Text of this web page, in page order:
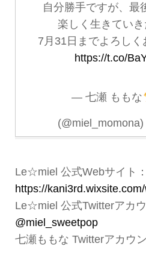
自分勝手ですが、最
楽しく生きてい
7月31日までよろしく
https://t.co/
— 七瀬 ももな
(@miel_momona)
Le☆miel 公式Webサイト：
https://
Le☆miel 公式Twitterアカウ
@miel_sweetpop
七瀬ももな Twitterアカウン